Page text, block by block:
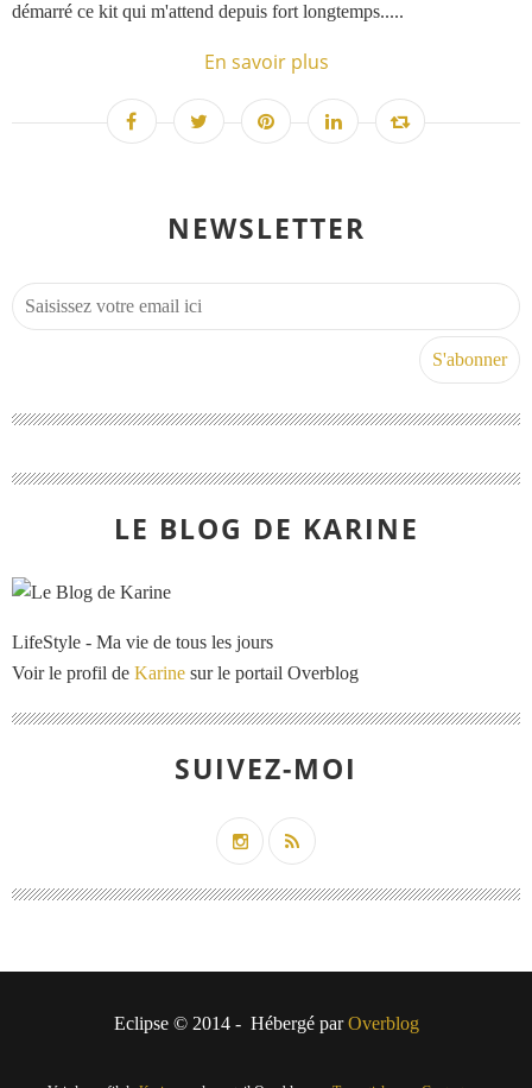
démarré ce kit qui m'attend depuis fort longtemps.....
En savoir plus
NEWSLETTER
LE BLOG DE KARINE
LifeStyle - Ma vie de tous les jours
Voir le profil de Karine sur le portail Overblog
SUIVEZ-MOI
Eclipse © 2014 - Hébergé parOverblog